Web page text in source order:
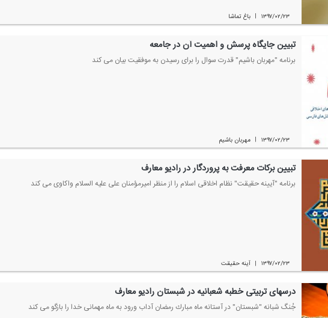
۱۳۹۷/۰۲/۲۳ | باغ تماشا
تبیین جایگاه پرسش و اهمیت آن در جامعه
برنامه "مهربان باشیم" قدرت سوال را برای رسیدن به موفقیت بیان می كند
۱۳۹۷/۰۲/۲۳ | مهربان باشیم
تبیین بركات معرفت به پروردگار در رادیو معارف
برنامه "آیینه حقیقت" نظام اخلاقی اسلام را از منظر امیرمؤمنان علی علیه السلام واكاوی می كند
۱۳۹۷/۰۲/۲۳ | آینه حقیقت
درسهای تربیتی خطبه شعبانیه در شبستان رادیو معارف
جُنگ شبانه "شبستان" در آستانه ماه مبارك رمضان آداب ورود به ماه مهمانی خدا را بازگو می كند